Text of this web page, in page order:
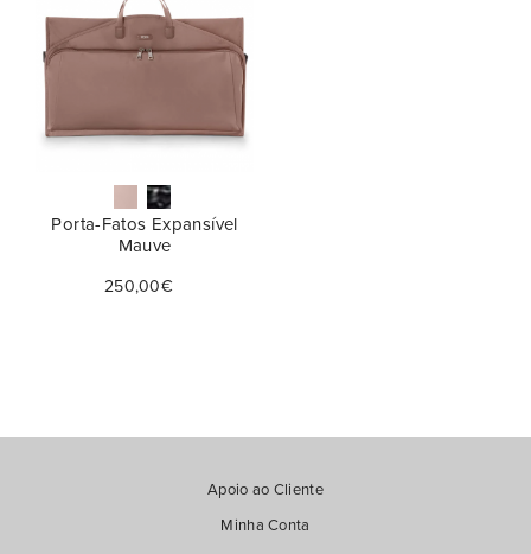
Duração da Viagem
Longas (Até 20 dias) (1)
Tamanho
61cm (2)
Porta-Fatos Expansível
Mauve
250,00€
Apoio ao Cliente
Minha Conta